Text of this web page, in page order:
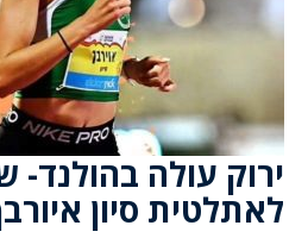
ירוק עולה בהולנד-
לאתלטית סיון